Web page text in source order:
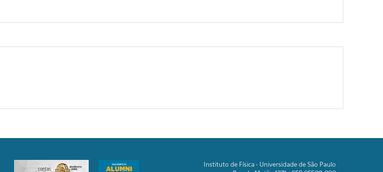
Instituto de Física - Universidade de São Paulo